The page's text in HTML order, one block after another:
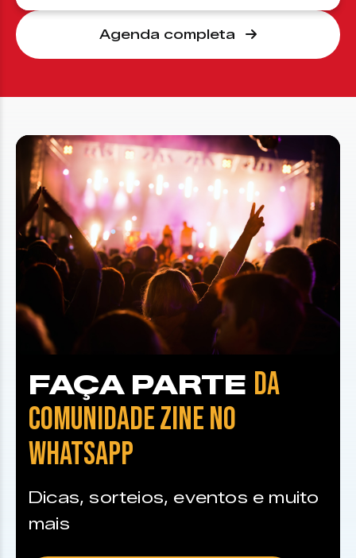
Agenda completa
FAÇA PARTE DA
COMUNIDADE ZINE NO
WHATSAPP
Dicas, sorteios, eventos e muito
mais